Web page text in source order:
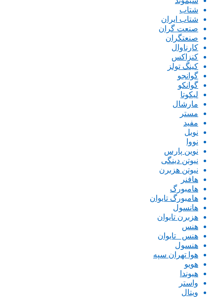
شتاب
شتاب ایران
صنعت گران
صنعتگران
کارناوال
کنزاکس
کینگ تولز
گوانجو
گوانکو
لیکوتا
مارشال
مستر
مفید
نوبل
نووا
نوین پارس
نیوتن دینگی
نیوتن هزبرن
هافنر
هامبورگ
هامبورگ تایوان
هانسول
هزبرن تایوان
هنس
هنس _تایوان
هنسول
هوا تهران سپه
هویو
هیوندا
واستر
ویتال